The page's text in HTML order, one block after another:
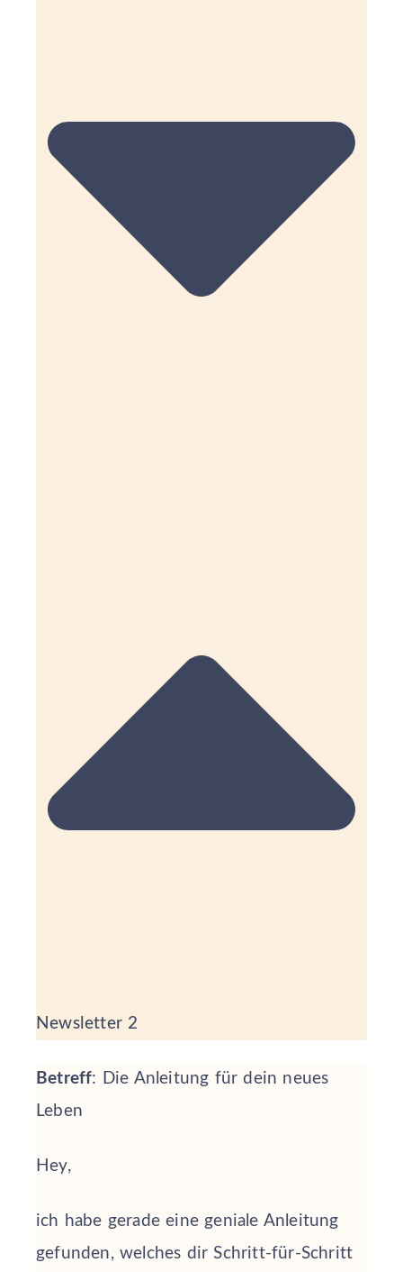
Newsletter 2
Betreff: Die Anleitung für dein neues
Leben
Hey,
ich habe gerade eine geniale Anleitung
gefunden, welches dir Schritt-für-Schritt